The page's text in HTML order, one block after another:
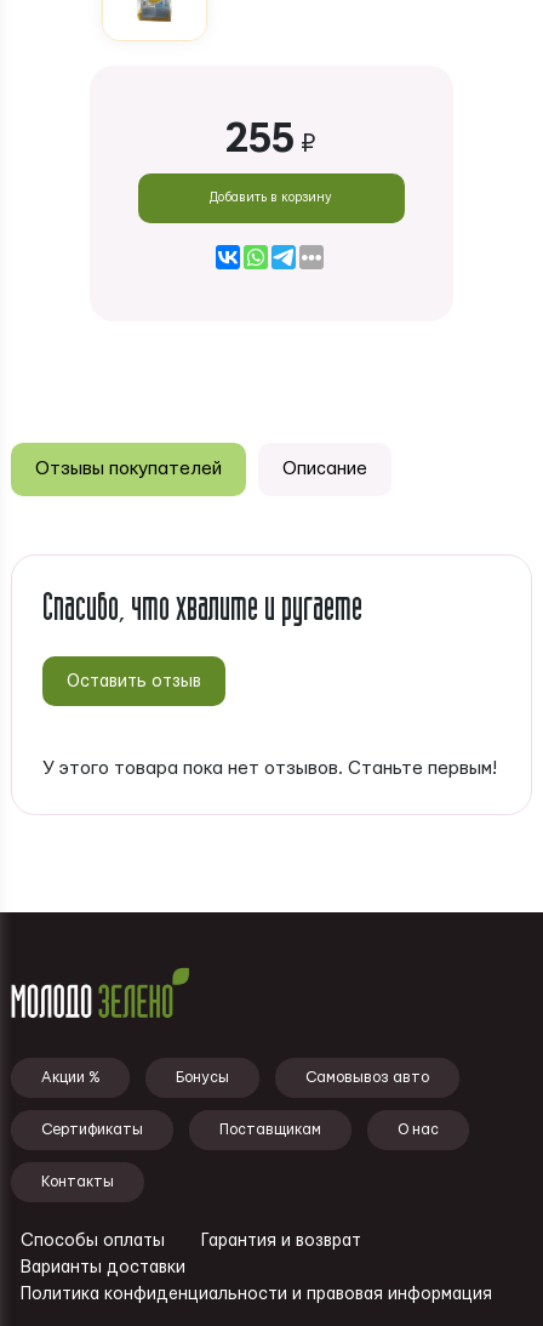
255 ₽
Добавить в корзину
Отзывы покупателей Описание
Спасибо, что хвалите и ругаете
Оставить отзыв
У этого товара пока нет отзывов. Станьте первым!
Подвал - меню
Акции % Бонусы Самовывоз авто
Сертификаты Поставщикам О нас
Контакты
Ссылки - подвал
Способы оплаты
Гарантия и возврат
Варианты доставки
Политика конфиденциальности и правовая информация